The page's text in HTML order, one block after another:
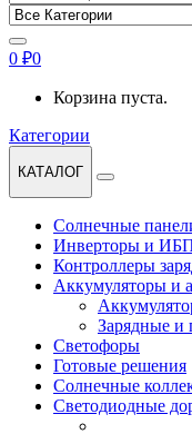
0 ₽0
Корзина пуста.
Категории
КАТАЛОГ
Солнечные
Инверторы и
Контроллеры
Аккумуляторы и
Зарядные и
Светофоры
Готовые решения
Солнечные
Светодиодные